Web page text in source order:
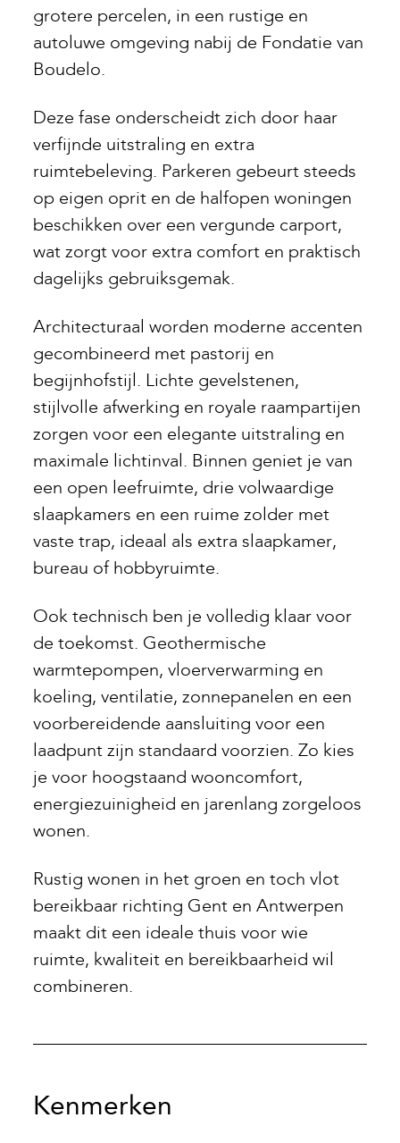
grotere percelen, in een rustige en
autoluwe omgeving nabij de Fondatie van
Boudelo.
Deze fase onderscheidt zich door haar
verfijnde uitstraling en extra
ruimtebeleving. Parkeren gebeurt steeds
op eigen oprit en de halfopen woningen
beschikken over een vergunde carport,
wat zorgt voor extra comfort en praktisch
dagelijks gebruiksgemak.
Architecturaal worden moderne accenten
gecombineerd met pastorij en
begijnhofstijl. Lichte gevelstenen,
stijlvolle afwerking en royale raampartijen
zorgen voor een elegante uitstraling en
maximale lichtinval. Binnen geniet je van
een open leefruimte, drie volwaardige
slaapkamers en een ruime zolder met
vaste trap, ideaal als extra slaapkamer,
bureau of hobbyruimte.
Ook technisch ben je volledig klaar voor
de toekomst. Geothermische
warmtepompen, vloerverwarming en
koeling, ventilatie, zonnepanelen en een
voorbereidende aansluiting voor een
laadpunt zijn standaard voorzien. Zo kies
je voor hoogstaand wooncomfort,
energiezuinigheid en jarenlang zorgeloos
wonen.
Rustig wonen in het groen en toch vlot
bereikbaar richting Gent en Antwerpen
maakt dit een ideale thuis voor wie
ruimte, kwaliteit en bereikbaarheid wil
combineren.
Kenmerken